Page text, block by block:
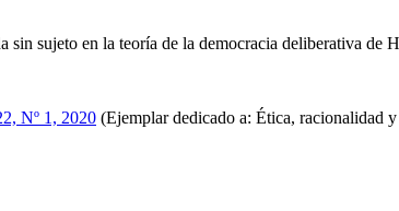
sujeto en la teoría de la democracia deliberativa de
Nº 1, 2020 (Ejemplar dedicado a: Ética, racionalidad